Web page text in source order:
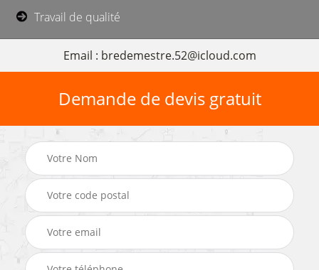
Travail de qualité
Email : bredemestre.52@icloud.com
Demande de devis gratuit